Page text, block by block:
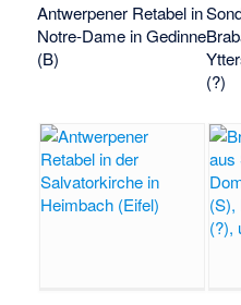
Antwerpener Retabel in
Notre-Dame in Gedinne
(B)
(?)